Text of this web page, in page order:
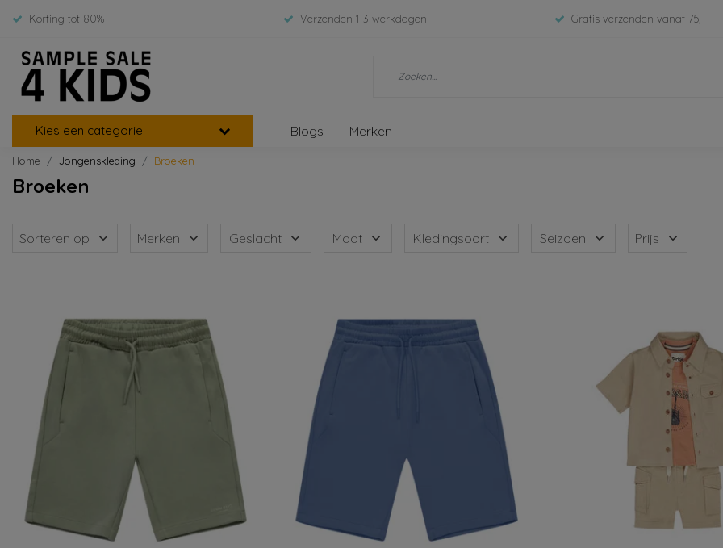
Korting tot 80% Verzenden 1-3 werkdagen Gratis verzenden vanaf 75,-
Kies een categorie Blogs Merken
Home Jongenskleding Broeken
Broeken
Sorteren op Merken Geslacht Maat Kledingsoort Seizoen Prijs